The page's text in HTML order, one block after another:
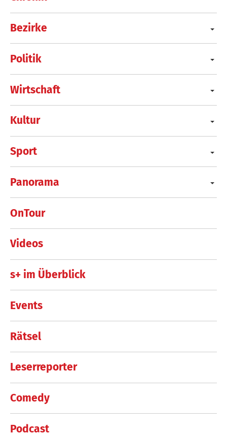
Bezirke
Politik
Wirtschaft
Kultur
Sport
Panorama
OnTour
Videos
s+ im Überblick
Events
Rätsel
Leserreporter
Comedy
Podcast